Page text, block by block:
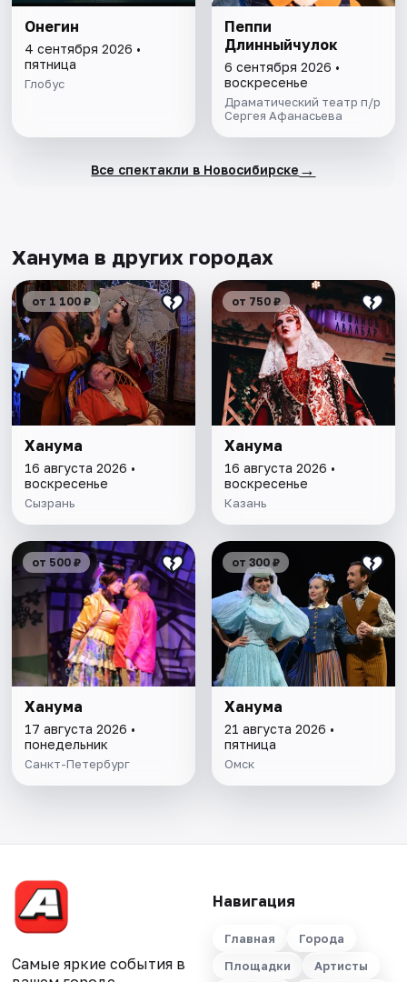
Онегин
4 сентября 2026 •
пятница
Глобус
Пеппи
Длинныйчулок
6 сентября 2026 •
воскресенье
Драматический театр п/р
Сергея Афанасьева
Все спектакли в Новосибирске →
Ханума в других городах
от 1 100 ₽
Ханума
16 августа 2026 •
воскресенье
Сызрань
от 750 ₽
Ханума
16 августа 2026 •
воскресенье
Казань
от 500 ₽
Ханума
17 августа 2026 •
понедельник
Санкт-Петербург
от 300 ₽
Ханума
21 августа 2026 •
пятница
Омск
Самые яркие события в
Навигация
Главная
Города
Площадки
Артисты